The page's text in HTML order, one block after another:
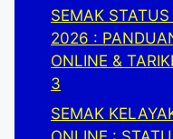
SEMAK
2026 :
ONLINE &
3
SEMAK